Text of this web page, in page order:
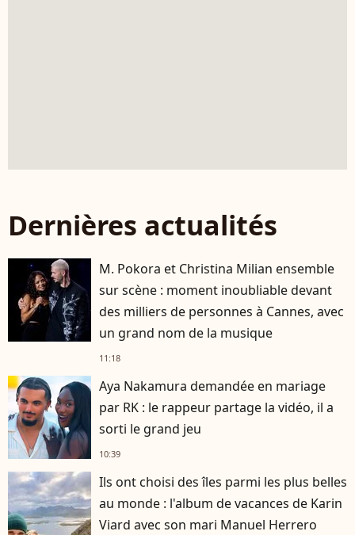
Dernières actualités
M. Pokora et Christina Milian ensemble
sur scène : moment inoubliable devant
des milliers de personnes à Cannes, avec
un grand nom de la musique
11:18
Aya Nakamura demandée en mariage
par RK : le rappeur partage la vidéo, il a
sorti le grand jeu
10:39
Ils ont choisi des îles parmi les plus belles
au monde : l'album de vacances de Karin
Viard avec son mari Manuel Herrero